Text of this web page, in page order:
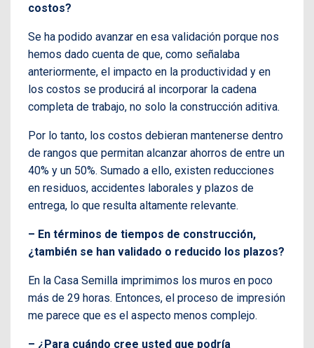
costos?
Se ha podido avanzar en esa validación porque nos
hemos dado cuenta de que, como señalaba
anteriormente, el impacto en la productividad y en
los costos se producirá al incorporar la cadena
completa de trabajo, no solo la construcción aditiva.
Por lo tanto, los costos debieran mantenerse dentro
de rangos que permitan alcanzar ahorros de entre un
40% y un 50%. Sumado a ello, existen reducciones
en residuos, accidentes laborales y plazos de
entrega, lo que resulta altamente relevante.
– En términos de tiempos de construcción,
¿también se han validado o reducido los plazos?
En la Casa Semilla imprimimos los muros en poco
más de 29 horas. Entonces, el proceso de impresión
me parece que es el aspecto menos complejo.
– ¿Para cuándo cree usted que podría